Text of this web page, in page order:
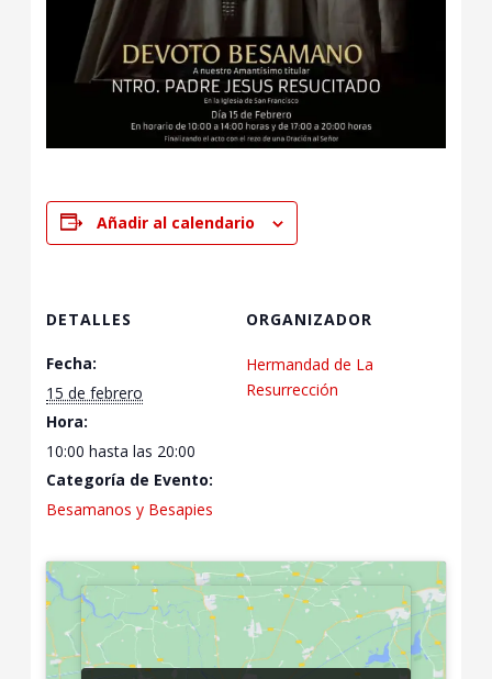
Añadir al calendario
DETALLES
Fecha:
15 de febrero
Hora:
10:00 hasta las 20:00
Categoría de Evento:
Besamanos y Besapies
ORGANIZADOR
Hermandad de La
Resurrección